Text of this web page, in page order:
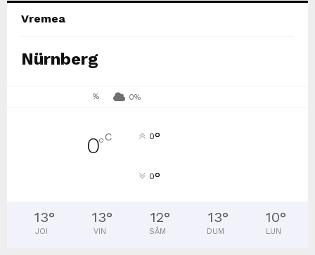
Vremea
Nürnberg
% 0%
0°C 0°
0°
13°
JOI
13°
VIN
12°
SÂM
13°
DUM
10°
LUN